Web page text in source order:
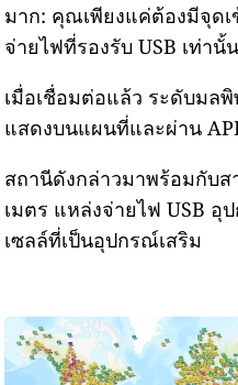
มาก: คุณเพียงแค่ต้องมีจุด
จ่ายไฟที่รองรับ USB เท่านั้น
เมื่อเชื่อมต่อแล้ว ระดับมล
แสดงบนแผนที่และผ่าน
สถานีดังกล่าวมาพร้อมกับ
เมตร แหล่งจ่ายไฟ USB
เซลล์ที่เป็นอุปกรณ์เสริม